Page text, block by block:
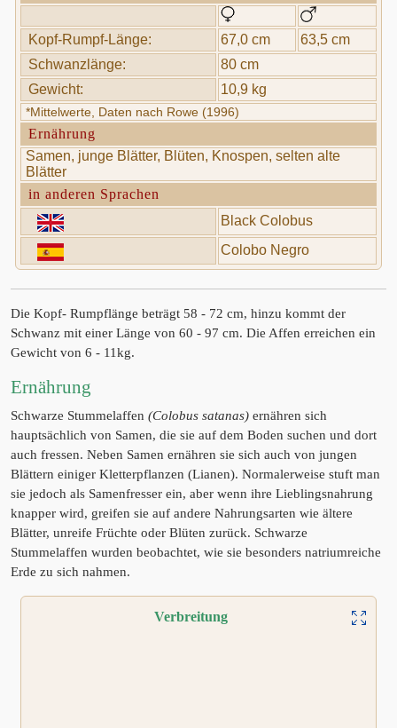
Kopf-Rumpf-Länge: 67,0 cm
63,5 cm
Schwanzlänge:
80 cm
Gewicht:
10,9 kg
*Mittelwerte, Daten nach Rowe (1996)
Ernährung
Samen, junge Blätter, Blüten, Knospen, selten alte
Blätter
in anderen Sprachen
Black Colobus
Colobo Negro
Die Kopf- Rumpflänge beträgt 58 - 72 cm, hinzu kommt der
Schwanz mit einer Länge von 60 - 97 cm. Die Affen erreichen ein
Gewicht von 6 - 11kg.
Ernährung
Schwarze Stummelaffen (Colobus satanas) ernähren sich
hauptsächlich von Samen, die sie auf dem Boden suchen und dort
auch fressen. Neben Samen ernähren sie sich auch von jungen
Blättern einiger Kletterpflanzen (Lianen). Normalerweise stuft man
sie jedoch als Samenfresser ein, aber wenn ihre Lieblingsnahrung
knapper wird, greifen sie auf andere Nahrungsarten wie ältere
Blätter, unreife Früchte oder Blüten zurück. Schwarze
Stummelaffen wurden beobachtet, wie sie besonders natriumreiche
Erde zu sich nahmen.
Verbreitung